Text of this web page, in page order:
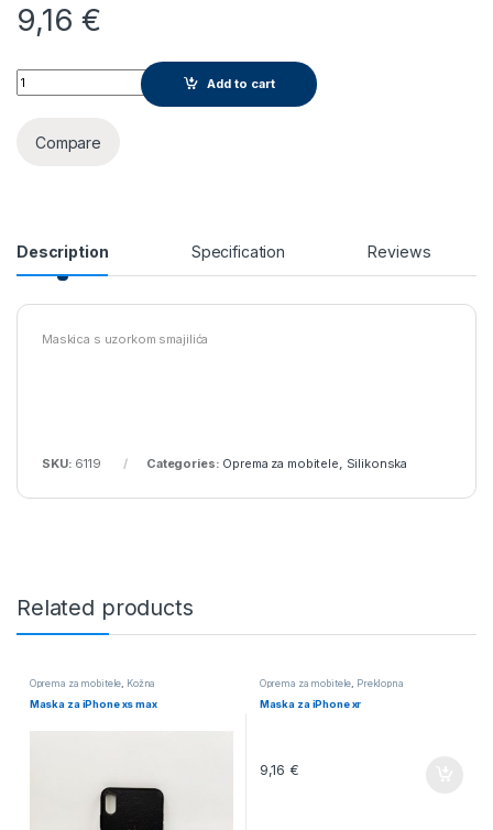
9,16€
Maska za Samsung galaxy s8+ quantity
Add to cart
Compare
Description Specification Reviews
Maskica s uzorkom smajilića
SKU: 6119 Categories: Oprema za mobitele Silikonska
Related products
Oprema za mobitele Kožna
Maska za iPhone xs max
Oprema za mobitele Preklopna
Maska za iPhone xr
9,16 €